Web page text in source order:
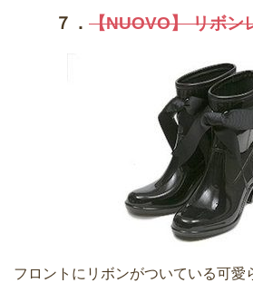
７． 【NUOVO】 リボン
フロントにリボンがついている可愛